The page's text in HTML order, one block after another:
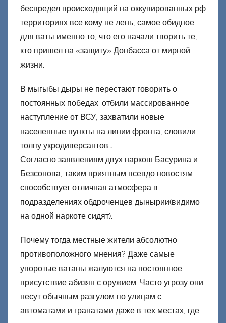
беспредел происходящий на оккупированных рф
территориях все кому не лень, самое обидное
для ваты именно то, что его начали творить те,
кто пришел на «защиту» Донбасса от мирной
жизни.
В мыгыбы дыры не перестают говорить о
постоянных победах: отбили массированное
наступление от ВСУ, захватили новые
населенные пункты на линии фронта, словили
толпу укродиверсантов…
Согласно заявлениям двух наркош Басурина и
Безсонова, таким приятным псевдо новостям
способствует отличная атмосфера в
подразделениях обдроченцев дынырии(видимо
на одной наркоте сидят).
Почему тогда местные жители абсолютно
противоположного мнения? Даже самые
упоротые ватаны жалуются на постоянное
присутствие абизян с оружием. Часто угрозу они
несут обычным разгулом по улицам с
автоматами и гранатами даже в тех местах, где